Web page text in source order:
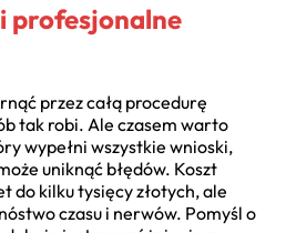
profesjonalne
przez całą procedurę
tak robi. Ale czasem warto
wypełni wszystkie wnioski,
uniknąć błędów. Koszt
do kilku tysięcy złotych, ale
czasu i nerwów. Pomyśl o